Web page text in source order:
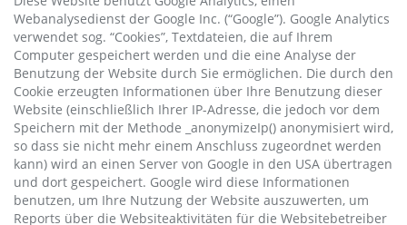
Webanalysedienst der Google Inc. (“Google”). Google Analytics
verwendet sog. “Cookies”, Textdateien, die auf Ihrem
Computer gespeichert werden und die eine Analyse der
Benutzung der Website durch Sie ermöglichen. Die durch den
Cookie erzeugten Informationen über Ihre Benutzung dieser
Website (einschließlich Ihrer IP-Adresse, die jedoch vor dem
Speichern mit der Methode _anonymizeIp() anonymisiert wird,
so dass sie nicht mehr einem Anschluss zugeordnet werden
kann) wird an einen Server von Google in den USA übertragen
und dort gespeichert. Google wird diese Informationen
benutzen, um Ihre Nutzung der Website auszuwerten, um
Reports über die Websiteaktivitäten für die Websitebetreiber